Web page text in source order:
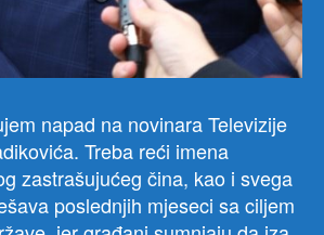
napad na novinara Televizije
Treba reći imena
zastrašujućeg čina, kao i svega
poslednjih mjeseci sa ciljem